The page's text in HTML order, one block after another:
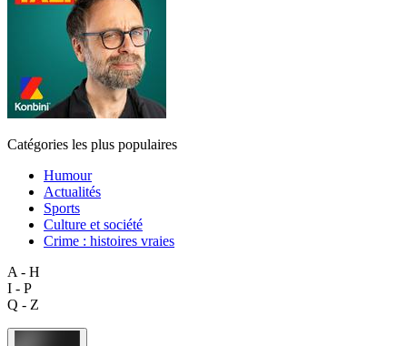
Catégories les plus populaires
Humour
Actualités
Sports
Culture et société
Crime : histoires vraies
A - H
I - P
Q - Z